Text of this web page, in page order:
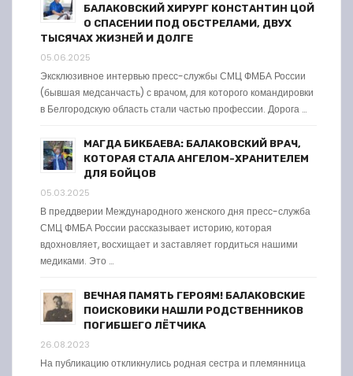
БАЛАКОВСКИЙ ХИРУРГ КОНСТАНТИН ЦОЙ
О СПАСЕНИИ ПОД ОБСТРЕЛАМИ, ДВУХ
ТЫСЯЧАХ ЖИЗНЕЙ И ДОЛГЕ
05.06.2025
Эксклюзивное интервью пресс-службы СМЦ ФМБА России
(бывшая медсанчасть) с врачом, для которого командировки
в Белгородскую область стали частью профессии. Дорога …
МАГДА БИКБАЕВА: БАЛАКОВСКИЙ ВРАЧ,
КОТОРАЯ СТАЛА АНГЕЛОМ-ХРАНИТЕЛЕМ
ДЛЯ БОЙЦОВ
05.03.2025
В преддверии Международного женского дня пресс-служба
СМЦ ФМБА России рассказывает историю, которая
вдохновляет, восхищает и заставляет гордиться нашими
медиками. Это …
ВЕЧНАЯ ПАМЯТЬ ГЕРОЯМ! БАЛАКОВСКИЕ
ПОИСКОВИКИ НАШЛИ РОДСТВЕННИКОВ
ПОГИБШЕГО ЛЁТЧИКА
26.08.2023
На публикацию откликнулись родная сестра и племянница